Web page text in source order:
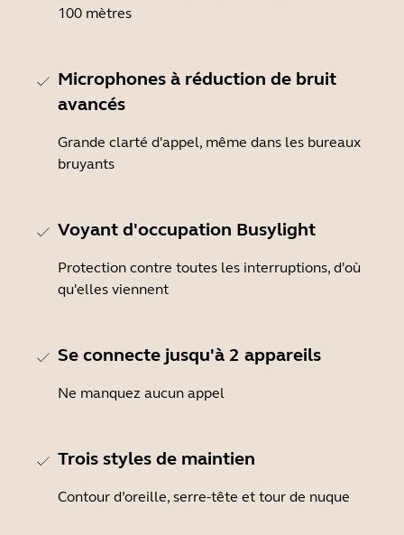
100 mètres
Microphones à réduction de bruit
avancés
Grande clarté d'appel, même dans les bureaux
bruyants
Voyant d'occupation Busylight
Protection contre toutes les interruptions, d'où
qu'elles viennent
Se connecte jusqu'à 2 appareils
Ne manquez aucun appel
Trois styles de maintien
Contour d’oreille, serre-tête et tour de nuque